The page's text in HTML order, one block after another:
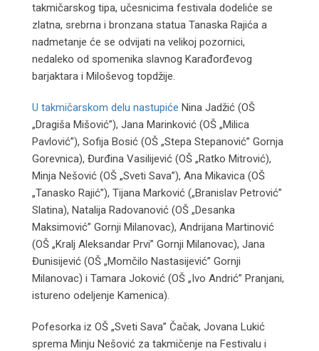
takmičarskog tipa, učesnicima festivala dodeliće se
zlatna, srebrna i bronzana statua Tanaska Rajića a
nadmetanje će se odvijati na velikoj pozornici,
nedaleko od spomenika slavnog Karađorđevog
barjaktara i Miloševog topdžije.
U takmičarskom delu nastupiće Nina Jadžić (OŠ
„Dragiša Mišović”), Jana Marinković (OŠ „Milica
Pavlović”), Sofija Bosić (OŠ „Stepa Stepanović” Gornja
Gorevnica), Đurđina Vasilijević (OŠ „Ratko Mitrović),
Minja Nešović (OŠ „Sveti Sava”), Ana Mikavica (OŠ
„Tanasko Rajić”), Tijana Marković („Branislav Petrović”
Slatina), Natalija Radovanović (OŠ „Desanka
Maksimović” Gornji Milanovac), Andrijana Martinović
(OŠ „Kralj Aleksandar Prvi” Gornji Milanovac), Jana
Đunisijević (OŠ „Momčilo Nastasijević” Gornji
Milanovac) i Tamara Joković (OŠ „Ivo Andrić” Pranjani,
istureno odeljenje Kamenica).
Pofesorka iz OŠ „Sveti Sava” Čačak, Jovana Lukić
sprema Minju Nešović za takmičenje na Festivalu i